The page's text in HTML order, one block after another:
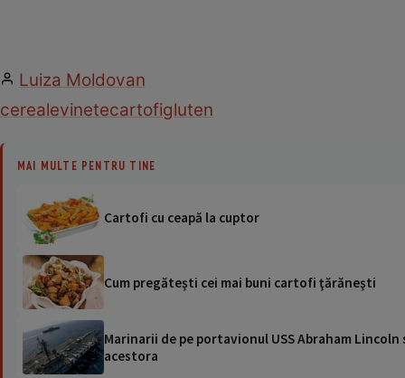
Luiza Moldovan
cerealevinetecartofigluten
MAI MULTE PENTRU TINE
Cartofi cu ceapă la cuptor
Cum pregăteşti cei mai buni cartofi ţărăneşti
Marinarii de pe portavionul USS Abraham
acestora